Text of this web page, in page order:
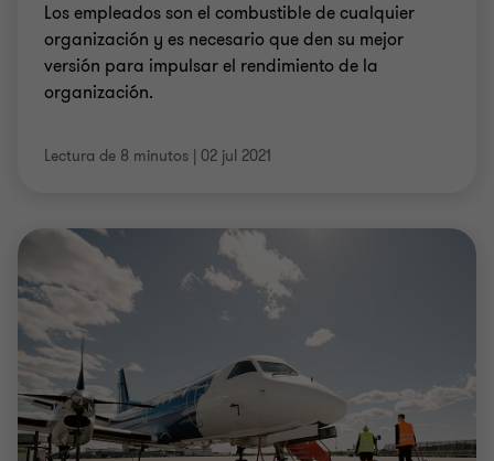
Los empleados son el combustible de cualquier
organización y es necesario que den su mejor
versión para impulsar el rendimiento de la
organización.
Lectura de 8 minutos | 02 jul 2021